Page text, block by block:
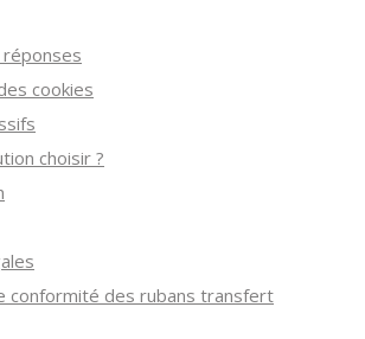
cookies
choisir ?
conformité des rubans transfert